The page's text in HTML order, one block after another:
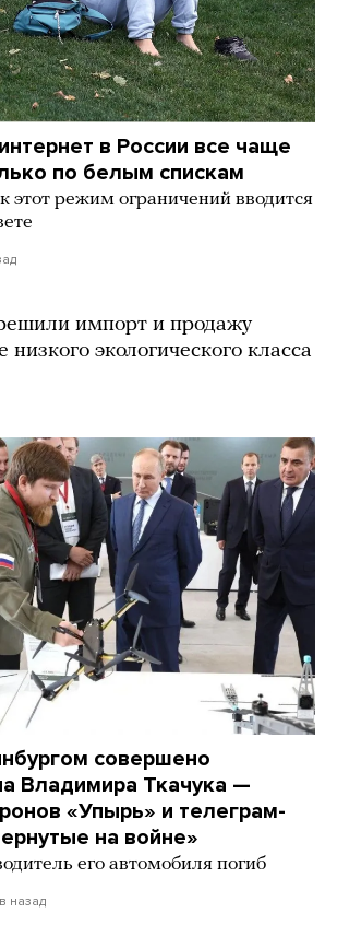
в России все чаще
по белым спискам
этот режим ограничений вводится
импорт и продажу
низкого экологического класса
совершено
Владимира Ткачука —
«Упырь» и телеграм-
на войне»
его автомобиля погиб
назад